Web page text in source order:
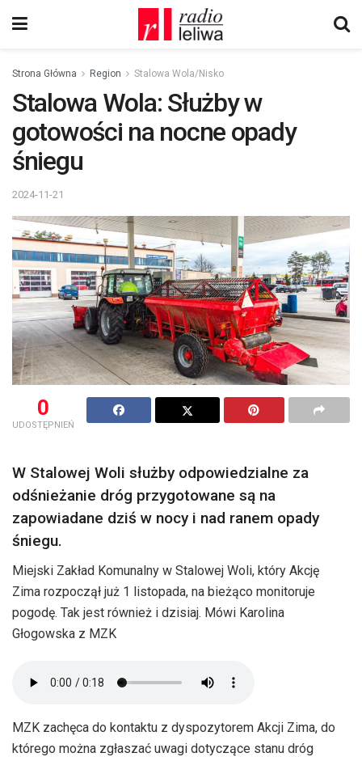
Strona Główna Region Stalowa Wola/Nisko
Stalowa Wola: Służby w
gotowości na nocne opady
śniegu
2024-11-21
0
UDOSTĘPNIEŃ
W Stalowej Woli służby odpowiedzialne za
odśnieżanie dróg przygotowane są na
zapowiadane dziś w nocy i nad ranem opady
śniegu.
Miejski Zakład Komunalny w Stalowej Woli, który Akcję
Zima rozpoczął już 1 listopada, na bieżąco monitoruje
pogodę. Tak jest również i dzisiaj. Mówi Karolina
Głogowska z MZK
MZK zachęca do kontaktu z dyspozytorem Akcji Zima, do
którego można zgłaszać uwagi dotyczące stanu dróg